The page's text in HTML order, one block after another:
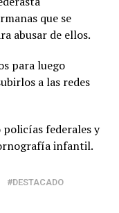
que se
abusar de ellos.
para luego
a las redes
federales y
infantil.
DESTACADO